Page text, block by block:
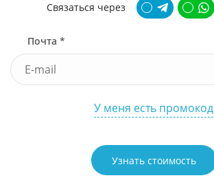
Связаться через
Почта *
У меня есть промокод
Узнать стоимость